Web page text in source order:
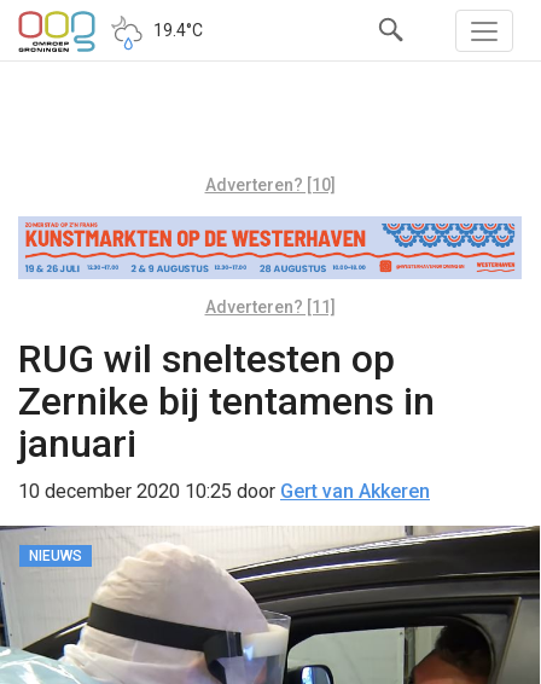
19.4°C
Adverteren? [10]
Adverteren? [11]
RUG wil sneltesten op
Zernike bij tentamens in
januari
10 december 2020 10:25 door Gert van Akkeren
NIEUWS